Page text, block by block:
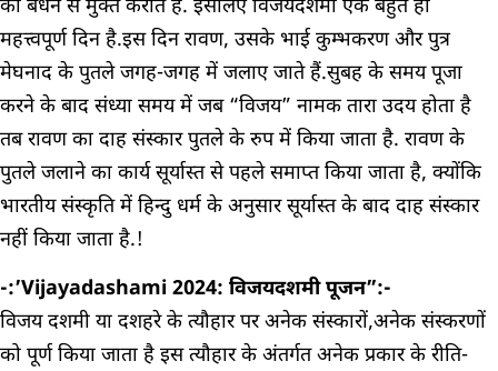
को बंधन से मुक्त कराते हैं. इसलिए विजयदशमी एक बहुत ही
महत्त्वपूर्ण दिन है.इस दिन रावण, उसके भाई कुम्भकरण और पुत्र
मेघनाद के पुतले जगह-जगह में जलाए जाते हैं.सुबह के समय पूजा
करने के बाद संध्या समय में जब “विजय” नामक तारा उदय होता है
तब रावण का दाह संस्कार पुतले के रुप में किया जाता है. रावण के
पुतले जलाने का कार्य सूर्यास्त से पहले समाप्त किया जाता है, क्योंकि
भारतीय संस्कृति में हिन्दु धर्म के अनुसार सूर्यास्त के बाद दाह संस्कार
नहीं किया जाता है.!
-:’Vijayadashami 2024: विजयदशमी पूजन”:-
विजय दशमी या दशहरे के त्यौहार पर अनेक संस्कारों,अनेक संस्करणों
को पूर्ण किया जाता है इस त्यौहार के अंतर्गत अनेक प्रकार के रीति-